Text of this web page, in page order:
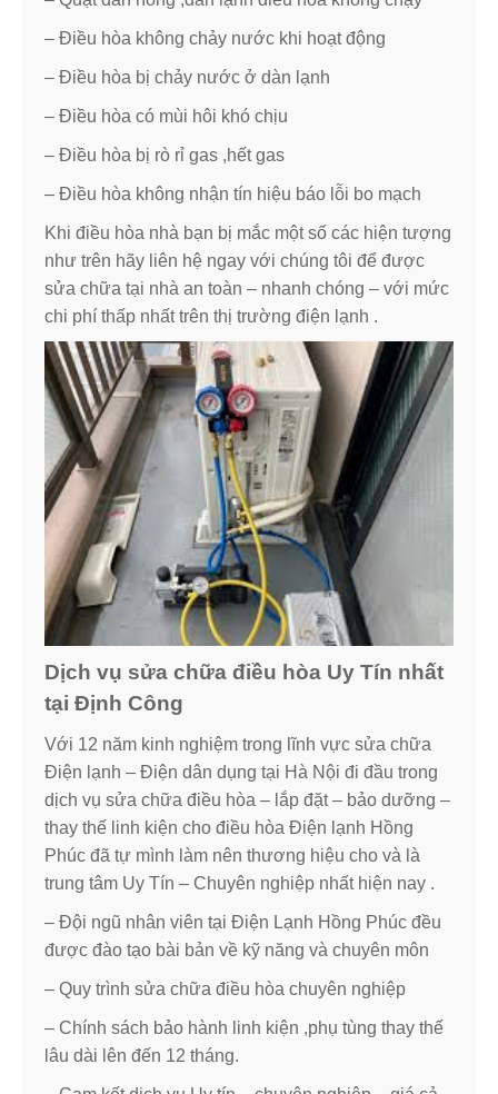
– Điều hòa không chảy nước khi hoạt động
– Điều hòa bị chảy nước ở dàn lạnh
– Điều hòa có mùi hôi khó chịu
– Điều hòa bị rò rỉ gas ,hết gas
– Điều hòa không nhận tín hiệu báo lỗi bo mạch
Khi điều hòa nhà bạn bị mắc một số các hiện tượng
như trên hãy liên hệ ngay với chúng tôi để được
sửa chữa tại nhà an toàn – nhanh chóng – với mức
chi phí thấp nhất trên thị trường điện lạnh .
Dịch vụ sửa chữa điều hòa Uy Tín nhất
tại Định Công
Với 12 năm kinh nghiệm trong lĩnh vực sửa chữa
Điện lạnh – Điện dân dụng tại Hà Nội đi đầu trong
dịch vụ sửa chữa điều hòa – lắp đặt – bảo dưỡng –
thay thế linh kiện cho điều hòa Điện lạnh Hồng
Phúc đã tự mình làm nên thương hiệu cho và là
trung tâm Uy Tín – Chuyên nghiệp nhất hiện nay .
– Đội ngũ nhân viên tại Điện Lạnh Hồng Phúc đều
được đào tạo bài bản về kỹ năng và chuyên môn
– Quy trình sửa chữa điều hòa chuyên nghiệp
– Chính sách bảo hành linh kiện ,phụ tùng thay thế
lâu dài lên đến 12 tháng.